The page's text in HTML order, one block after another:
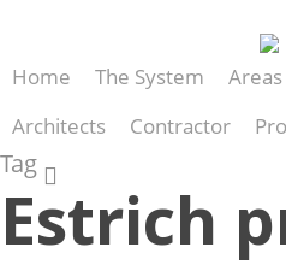
main
Home The System
Architects
Contractor
Tag
Estrich